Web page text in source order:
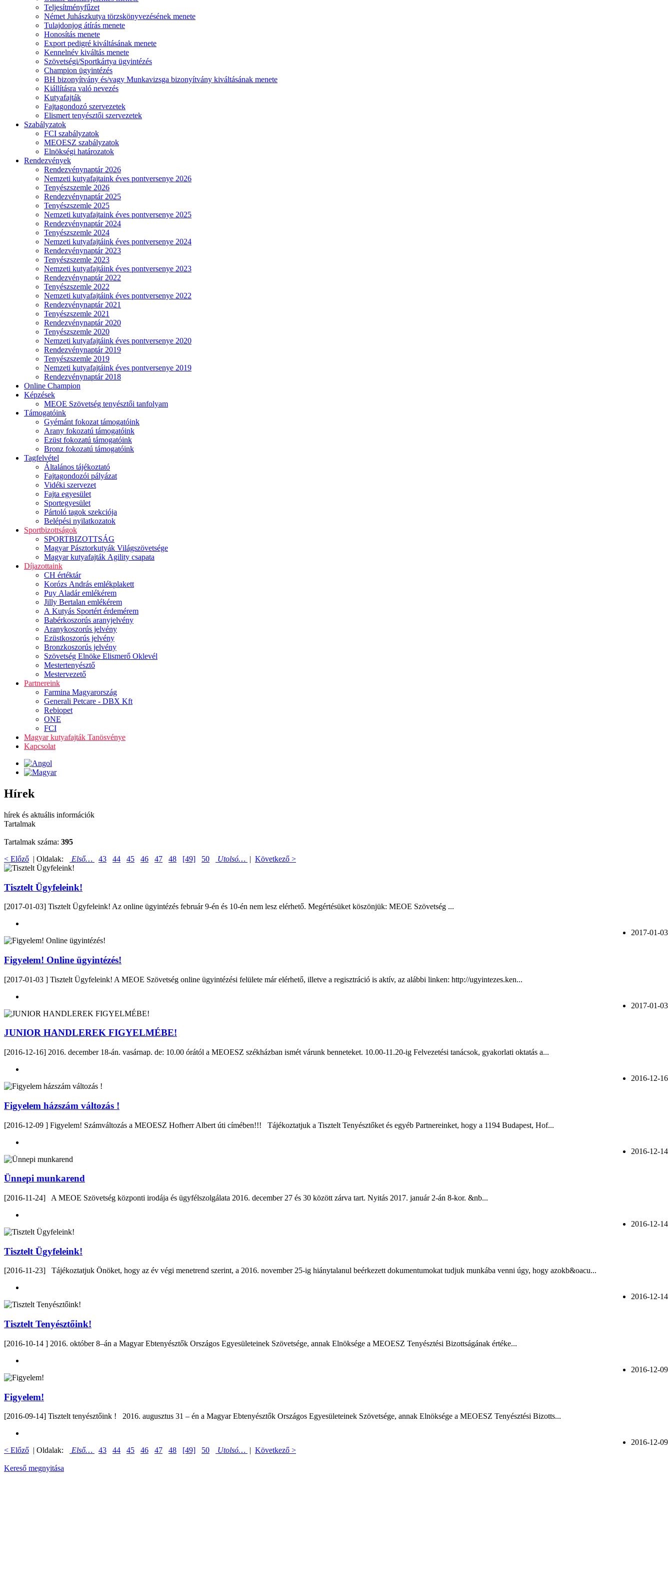
Teljesítményfűzet
Német Juhászkutya törzskönyvezésének menete
Tulajdonjog átírás menete
Honosítás menete
Export pedigré kiváltásának menete
Kennelnév kiváltás menete
Szövetségi/Sportkártya ügyintézés
Champion ügyintézés
BH bizonyítvány és/vagy Munkavizsga bizonyítvány kiváltásának menete
Kiállításra való nevezés
Kutyafajták
Fajtagondozó szervezetek
Elismert tenyésztői szervezetek
Szabályzatok
FCI szabályzatok
MEOESZ szabályzatok
Elnökségi határozatok
Rendezvények
Rendezvénynaptár 2026
Nemzeti kutyafajtaink éves pontversenye 2026
Tenyészszemle 2026
Rendezvénynaptár 2025
Tenyészszemle 2025
Nemzeti kutyafajtaink éves pontversenye 2025
Rendezvénynaptár 2024
Tenyészszemle 2024
Nemzeti kutyafajtáink éves pontversenye 2024
Rendezvénynaptár 2023
Tenyészszemle 2023
Nemzeti kutyafajtáink éves pontversenye 2023
Rendezvénynaptár 2022
Tenyészszemle 2022
Nemzeti kutyafajtáink éves pontversenye 2022
Rendezvénynaptár 2021
Tenyészszemle 2021
Rendezvénynaptár 2020
Tenyészszemle 2020
Nemzeti kutyafajtáink éves pontversenye 2020
Rendezvénynaptár 2019
Tenyészszemle 2019
Nemzeti kutyafajtáink éves pontversenye 2019
Rendezvénynaptár 2018
Online Champion
Képzések
MEOE Szövetség tenyésztői tanfolyam
Támogatóink
Gyémánt fokozat támogatóink
Arany fokozatú támogatóink
Ezüst fokozatú támogatóink
Bronz fokozatú támogatóink
Tagfelvétel
Általános tájékoztató
Fajtagondozói pályázat
Vidéki szervezet
Fajta egyesület
Sportegyesület
Pártoló tagok szekciója
Belépési nyilatkozatok
Sportbizottságok
SPORTBIZOTTSÁG
Magyar Pásztorkutyák Világszövetsége
Magyar kutyafajták Agility csapata
Díjazottaink
CH értéktár
Korózs András emlékplakett
Puy Aladár emlékérem
Jilly Bertalan emlékérem
A Kutyás Sportért érdemérem
Babérkoszorús aranyjelvény
Aranykoszorús jelvény
Ezüstkoszorús jelvény
Bronzkoszorús jelvény
Szövetség Elnöke Elismerő Oklevél
Mestertenyésztő
Mestervezető
Partnereink
Farmina Magyarország
Generali Petcare - DBX Kft
Rebiopet
ONE
FCI
Magyar kutyafajták Tanösvénye
Kapcsolat
Hírek
hírek és aktuális információk
Tartalmak
Tartalmak száma: 395
< Előző | Oldalak: Első… 43 44 45 46 47 48 [49] 50 Utolsó… | Következő >
Tisztelt Ügyfeleink!
[2017-01-03] Tisztelt Ügyfeleink! Az online ügyintézés február 9-én és 10-én nem lesz elérhető. Megértésüket köszönjük: MEOE Szövetség ...
2017-01-03
Figyelem! Online ügyintézés!
[2017-01-03 ] Tisztelt Ügyfeleink! A MEOE Szövetség online ügyintézési felülete már elérhető, illetve a regisztráció is aktív, az alábbi linken: http://ugyintezes.ken...
2017-01-03
JUNIOR HANDLEREK FIGYELMÉBE!
[2016-12-16] 2016. december 18-án. vasárnap. de: 10.00 órától a MEOESZ székházban ismét várunk benneteket. 10.00-11.20-ig Felvezetési tanácsok, gyakorlati oktatás a...
2016-12-16
Figyelem házszám változás !
[2016-12-09 ] Figyelem! Számváltozás a MEOESZ Hofherr Albert úti címében!!! Tájékoztatjuk a Tisztelt Tenyésztőket és egyéb Partnereinket, hogy a 1194 Budapest, Hof...
2016-12-14
Ünnepi munkarend
[2016-11-24] A MEOE Szövetség központi irodája és ügyfélszolgálata 2016. december 27 és 30 között zárva tart. Nyitás 2017. január 2-án 8-kor. &nb...
2016-12-14
Tisztelt Ügyfeleink!
[2016-11-23] Tájékoztatjuk Önöket, hogy az év végi menetrend szerint, a 2016. november 25-ig hiánytalanul beérkezett dokumentumokat tudjuk munkába venni úgy, hogy azokb&oacu...
2016-12-14
Tisztelt Tenyésztőink!
[2016-10-14 ] 2016. október 8–án a Magyar Ebtenyésztők Országos Egyesületeinek Szövetsége, annak Elnöksége a MEOESZ Tenyésztési Bizottságának értéke...
2016-12-09
Figyelem!
[2016-09-14] Tisztelt tenyésztőink ! 2016. augusztus 31 – én a Magyar Ebtenyésztők Országos Egyesületeinek Szövetsége, annak Elnöksége a MEOESZ Tenyésztési Bizotts...
2016-12-09
< Előző | Oldalak: Első… 43 44 45 46 47 48 [49] 50 Utolsó… | Következő >
Kereső megnyitása